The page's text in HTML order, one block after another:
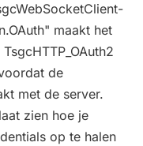
maakt het
de
met de server.
zien hoe je
op te halen